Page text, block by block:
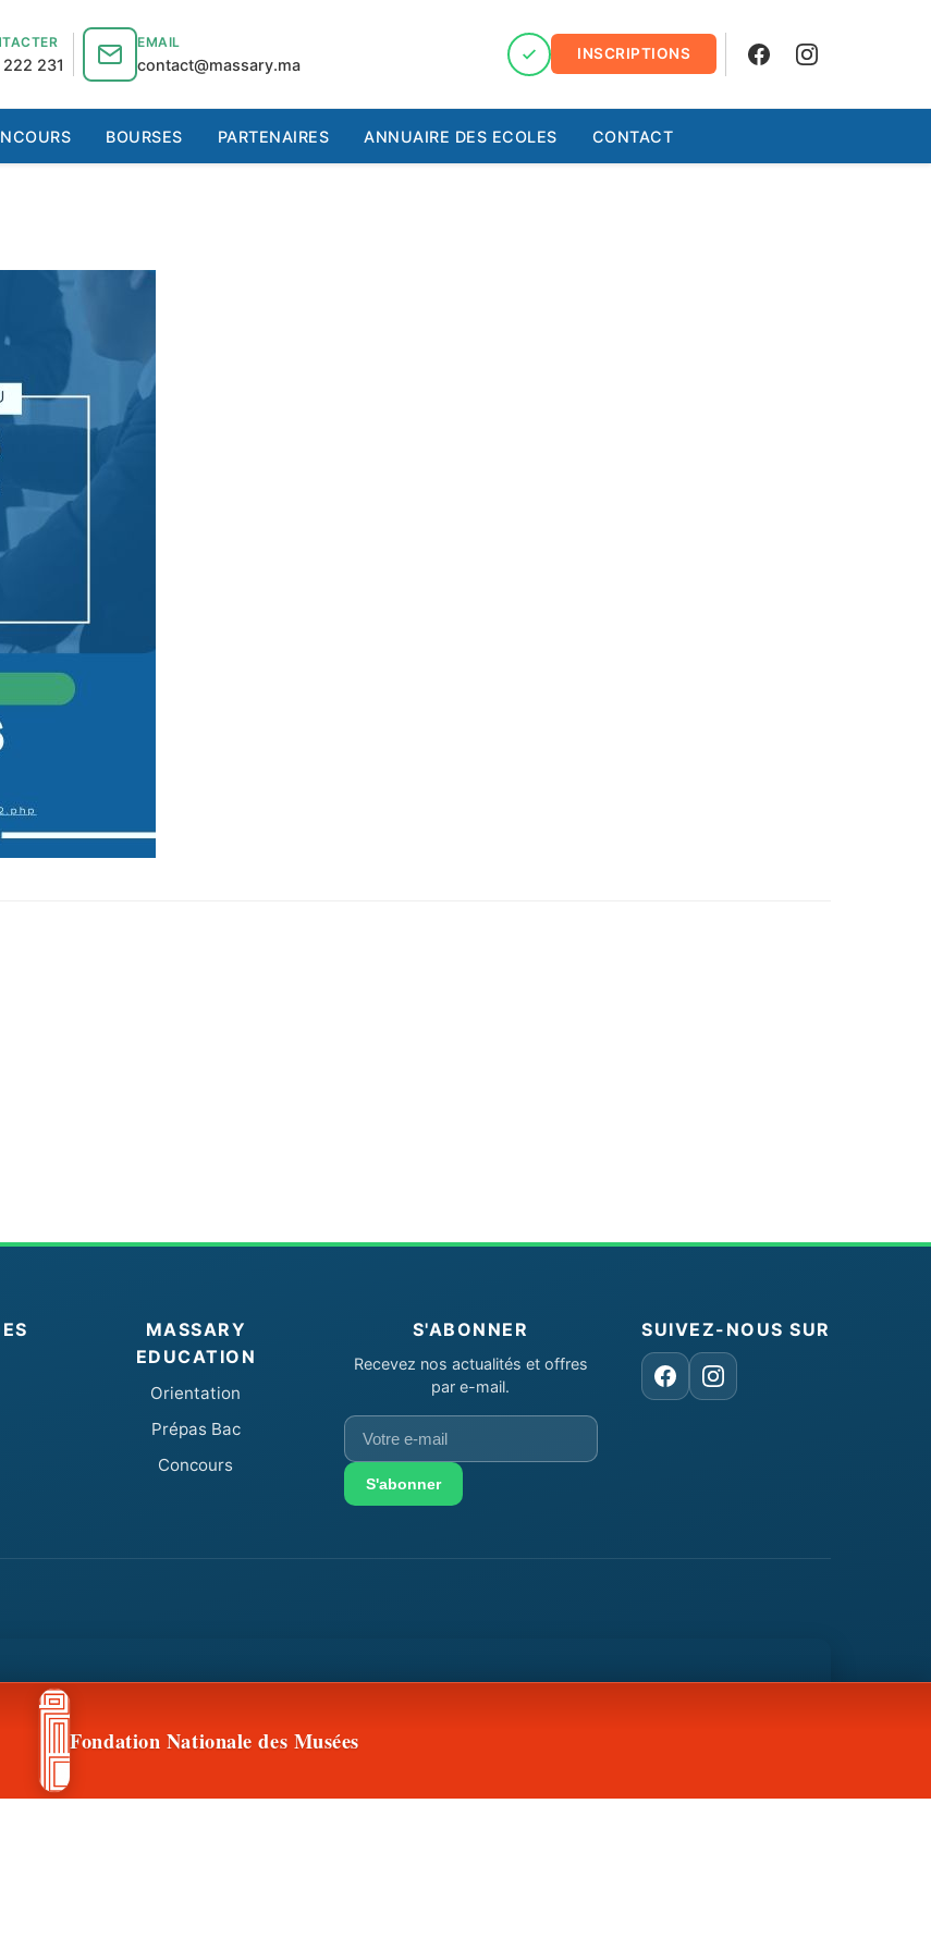
231
EMAIL
contact@massary.ma
INSCRIPTIONS
FacebookInstagram
BOURSES PARTENAIRES ANNUAIRE DES ECOLES CONTACT
MASSARY
EDUCATION
Orientation
Prépas Bac
Concours
S'ABONNER
Recevez nos actualités et offres
par e-mail.
Votre
e-
mailS'abonner
SUIVEZ-NOUS SUR
FacebookInstagram
Fondation Nationale des Musées